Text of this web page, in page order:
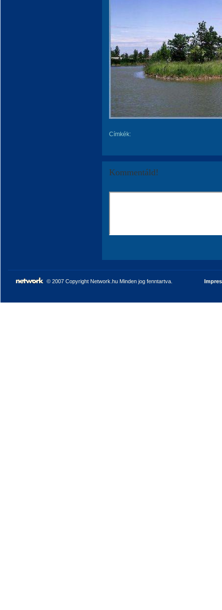
Címkék:
Kommentáld!
© 2007 Copyright Network.hu Minden jog fenntartva.